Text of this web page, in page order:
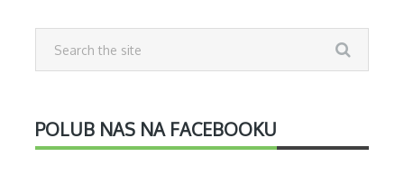
POLUB NAS NA FACEBOOKU